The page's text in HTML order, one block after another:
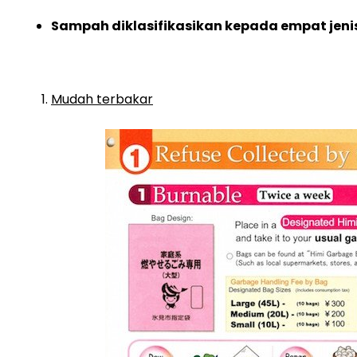
Sampah diklasifikasikan kepada empat
Mudah terbakar